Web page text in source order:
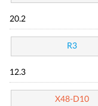
20.2
R3
12.3
X48-D10